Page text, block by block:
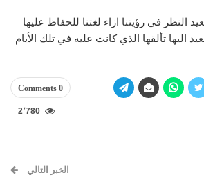
النظر في رؤيتنا ازاء لغتنا للحفاظ عليها
اليها تألقها الذي كانت عليه في تلك الأيام
0 Comments
2٬780
الخبر التالي